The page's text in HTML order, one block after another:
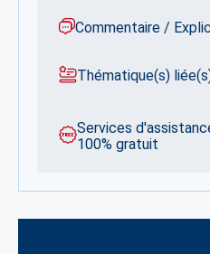
Commentaire /
Thématique(s)
Services
100% gratuit